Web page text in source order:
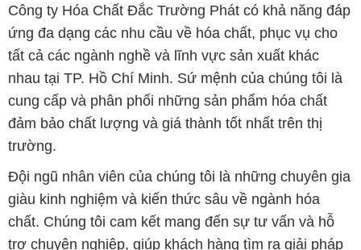
Công ty Hóa Chất Đắc Trường Phát có khả năng đáp
ứng đa dạng các nhu cầu về hóa chất, phục vụ cho
tất cả các ngành nghề và lĩnh vực sản xuất khác
nhau tại TP. Hồ Chí Minh. Sứ mệnh của chúng tôi là
cung cấp và phân phối những sản phẩm hóa chất
đảm bảo chất lượng và giá thành tốt nhất trên thị
trường.
Đội ngũ nhân viên của chúng tôi là những chuyên gia
giàu kinh nghiệm và kiến thức sâu về ngành hóa
chất. Chúng tôi cam kết mang đến sự tư vấn và hỗ
trợ chuyên nghiệp, giúp khách hàng tìm ra giải pháp